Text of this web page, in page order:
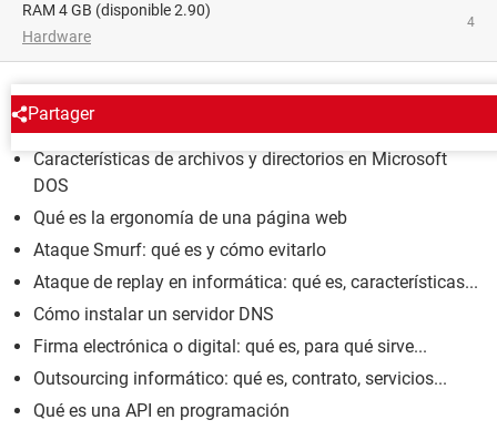
RAM 4 GB (disponible 2.90)
Hardware
4
Partager
ENCICLOPEDIA
Características de archivos y directorios en Microsoft
DOS
Qué es la ergonomía de una página web
Ataque Smurf: qué es y cómo evitarlo
Ataque de replay en informática: qué es, características...
Cómo instalar un servidor DNS
Firma electrónica o digital: qué es, para qué sirve...
Outsourcing informático: qué es, contrato, servicios...
Qué es una API en programación